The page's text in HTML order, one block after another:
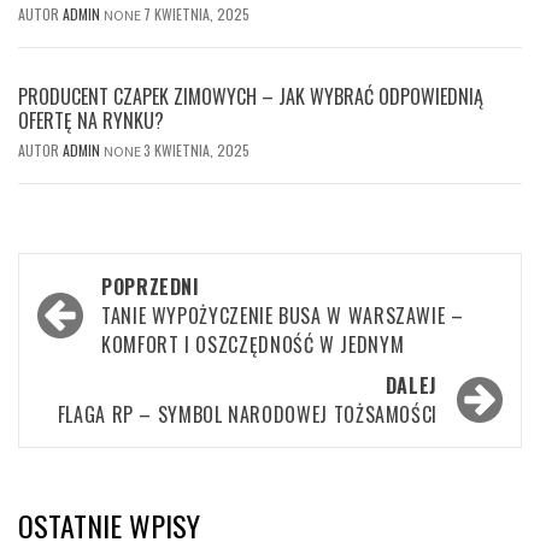
AUTOR ADMIN NONE 7 KWIETNIA, 2025
PRODUCENT CZAPEK ZIMOWYCH – JAK WYBRAĆ ODPOWIEDNIĄ
OFERTĘ NA RYNKU?
AUTOR ADMIN NONE3 KWIETNIA, 2025
Nawigacja
wpisu
POPRZEDNI
TANIE WYPOŻYCZENIE BUSA W WARSZAWIE –
KOMFORT I OSZCZĘDNOŚĆ W JEDNYM
DALEJ
FLAGA RP – SYMBOL NARODOWEJ TOŻSAMOŚCI
OSTATNIE WPISY